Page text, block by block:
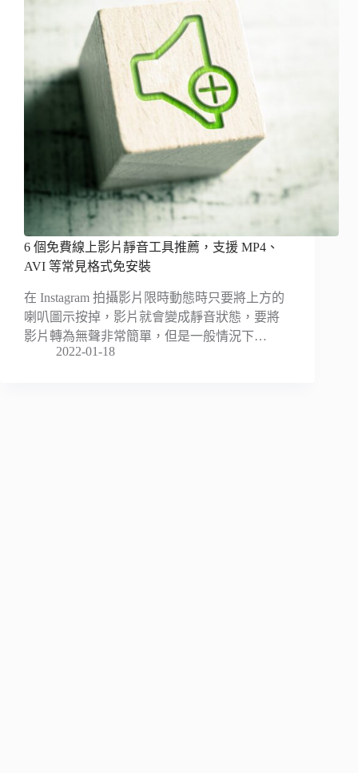
6 個免費線上影片靜音工具推薦，支援 MP4、
AVI 等常見格式免安裝
在 Instagram 拍攝影片限時動態時只要將上方的
喇叭圖示按掉，影片就會變成靜音狀態，要將
影片轉為無聲非常簡單，但是一般情況下…
2022-01-18